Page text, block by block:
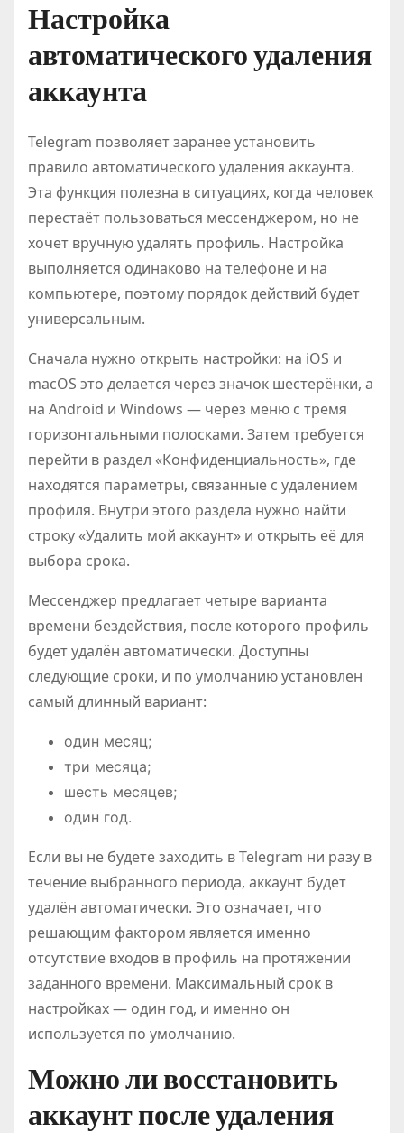
Настройка
автоматического удаления
аккаунта
Telegram позволяет заранее установить
правило автоматического удаления аккаунта.
Эта функция полезна в ситуациях, когда человек
перестаёт пользоваться мессенджером, но не
хочет вручную удалять профиль. Настройка
выполняется одинаково на телефоне и на
компьютере, поэтому порядок действий будет
универсальным.
Сначала нужно открыть настройки: на iOS и
macOS это делается через значок шестерёнки, а
на Android и Windows — через меню с тремя
горизонтальными полосками. Затем требуется
перейти в раздел «Конфиденциальность», где
находятся параметры, связанные с удалением
профиля. Внутри этого раздела нужно найти
строку «Удалить мой аккаунт» и открыть её для
выбора срока.
Мессенджер предлагает четыре варианта
времени бездействия, после которого профиль
будет удалён автоматически. Доступны
следующие сроки, и по умолчанию установлен
самый длинный вариант:
один месяц;
три месяца;
шесть месяцев;
один год.
Если вы не будете заходить в Telegram ни разу в
течение выбранного периода, аккаунт будет
удалён автоматически. Это означает, что
решающим фактором является именно
отсутствие входов в профиль на протяжении
заданного времени. Максимальный срок в
настройках — один год, и именно он
используется по умолчанию.
Можно ли восстановить
аккаунт после удаления